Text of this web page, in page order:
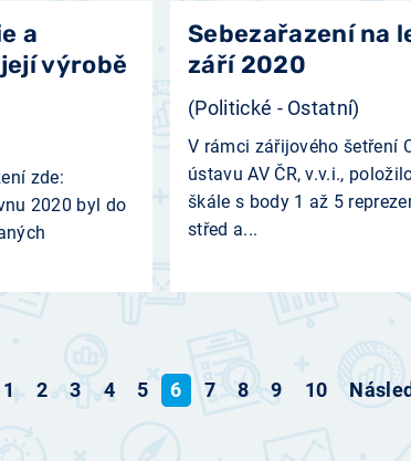
a
výrobě
zde:
2020 byl do
Sebezařazení na
září 2020
(Politické - Ostatní)
V rámci zářijového šetření
ústavu AV ČR, v.v.i.,
škále s body 1 až 5
střed a...
1 2 3 4 5 6 7 8 9 10